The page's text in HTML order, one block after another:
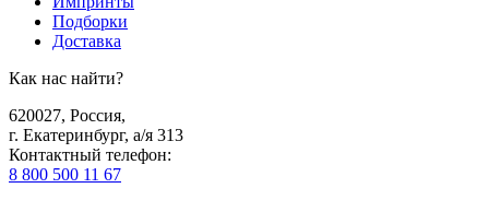
Подборки
Доставка
Как нас найти?
620027, Россия,
г. Екатеринбург, а/я 313
Контактный телефон:
8 800 500 11 67